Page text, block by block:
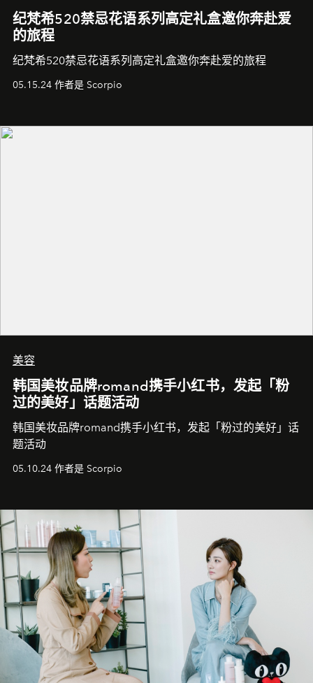
纪梵希520禁忌花语系列高定礼盒邀你奔赴爱
的旅程
纪梵希520禁忌花语系列高定礼盒邀你奔赴爱的旅程
05.15.24 作者是 Scorpio
美容
韩国美妆品牌romand携手小红书，发起「粉
过的美好」话题活动
韩国美妆品牌romand携手小红书，发起「粉过的美好」话
题活动
05.10.24 作者是 Scorpio